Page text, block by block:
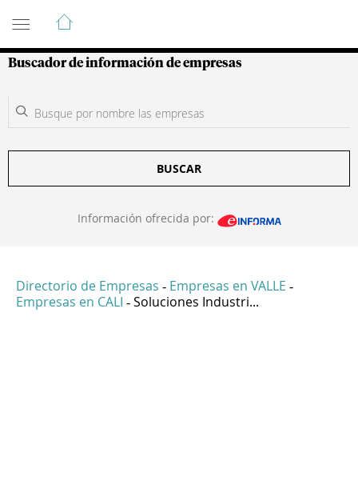
Guía de Empresas Colombianas
Buscador de información de empresas
BUSCAR
Información ofrecida por:
Directorio de Empresas - Empresas en VALLE -
Empresas en CALI - Soluciones Industri...